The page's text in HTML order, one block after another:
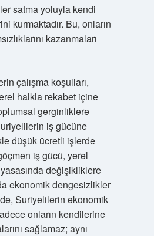
satma yoluyla kendi
kurmaktadır. Bu, onların
kazanmaları
çalışma koşulları,
halkla rekabet içine
gerginliklere
iş gücüne
düşük ücretli işlerde
iş gücü, yerel
değişikliklere
ekonomik dengesizlikler
Suriyelilerin ekonomik
onların kendilerine
sağlamaz; aynı